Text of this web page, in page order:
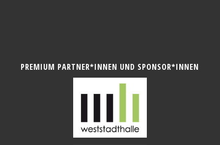
PREMIUM PARTNER*INNEN UND SPONSOR*INNEN